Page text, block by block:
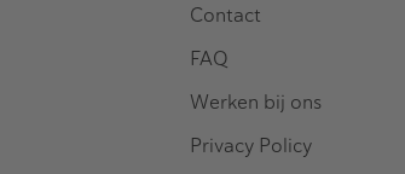
Contact
FAQ
Werken bij ons
Privacy Policy